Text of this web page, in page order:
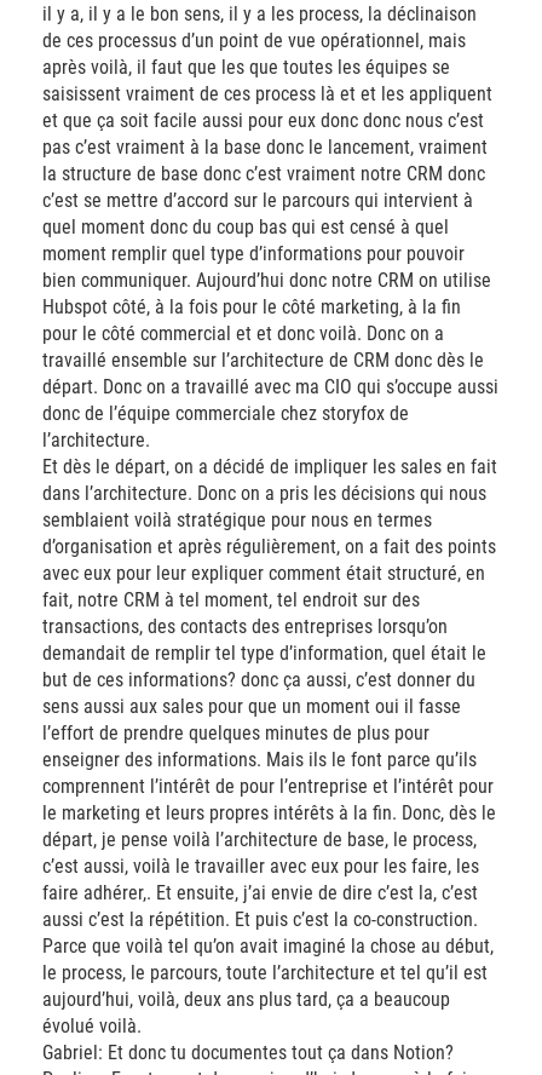
il y a, il y a le bon sens, il y a les process, la déclinaison
de ces processus d’un point de vue opérationnel, mais
après voilà, il faut que les que toutes les équipes se
saisissent vraiment de ces process là et et les appliquent
et que ça soit facile aussi pour eux donc donc nous c’est
pas c’est vraiment à la base donc le lancement, vraiment
la structure de base donc c’est vraiment notre CRM donc
c’est se mettre d’accord sur le parcours qui intervient à
quel moment donc du coup bas qui est censé à quel
moment remplir quel type d’informations pour pouvoir
bien communiquer. Aujourd’hui donc notre CRM on utilise
Hubspot côté, à la fois pour le côté marketing, à la fin
pour le côté commercial et et donc voilà. Donc on a
travaillé ensemble sur l’architecture de CRM donc dès le
départ. Donc on a travaillé avec ma CIO qui s’occupe aussi
donc de l’équipe commerciale chez storyfox de
l’architecture.
Et dès le départ, on a décidé de impliquer les sales en fait
dans l’architecture. Donc on a pris les décisions qui nous
semblaient voilà stratégique pour nous en termes
d’organisation et après régulièrement, on a fait des points
avec eux pour leur expliquer comment était structuré, en
fait, notre CRM à tel moment, tel endroit sur des
transactions, des contacts des entreprises lorsqu’on
demandait de remplir tel type d’information, quel était le
but de ces informations? donc ça aussi, c’est donner du
sens aussi aux sales pour que un moment oui il fasse
l’effort de prendre quelques minutes de plus pour
enseigner des informations. Mais ils le font parce qu’ils
comprennent l’intérêt de pour l’entreprise et l’intérêt pour
le marketing et leurs propres intérêts à la fin. Donc, dès le
départ, je pense voilà l’architecture de base, le process,
c’est aussi, voilà le travailler avec eux pour les faire, les
faire adhérer,. Et ensuite, j’ai envie de dire c’est la, c’est
aussi c’est la répétition. Et puis c’est la co-construction.
Parce que voilà tel qu’on avait imaginé la chose au début,
le process, le parcours, toute l’architecture et tel qu’il est
aujourd’hui, voilà, deux ans plus tard, ça a beaucoup
évolué voilà.
Gabriel: Et donc tu documentes tout ça dans Notion?